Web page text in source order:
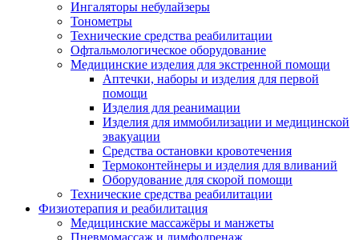
Ингаляторы небулайзеры
Тонометры
Технические средства реабилитации
Офтальмологическое оборудование
Медицинские изделия для экстренной помощи
Аптечки, наборы и изделия для первой
помощи
Изделия для реанимации
Изделия для иммобилизации и медицинской
эвакуации
Средства остановки кровотечения
Термоконтейнеры и изделия для вливаний
Оборудование для скорой помощи
Технические средства реабилитации
Физиотерапия и реабилитация
Медицинские массажёры и манжеты
Пневмомассаж и лимфодренаж